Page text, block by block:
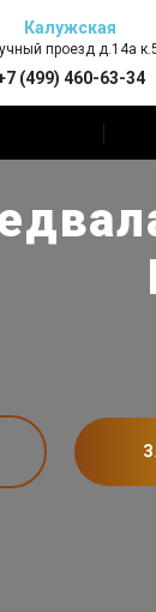
Калужская
проезд д.14а
(499) 460-63-34